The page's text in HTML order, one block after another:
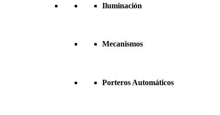
Iluminación
Mecanismos
Porteros Automáticos